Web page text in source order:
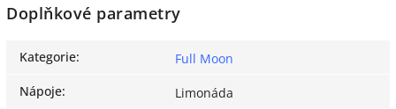
Doplňkové parametry
Kategorie:
Full Moon
Nápoje:
Limonáda